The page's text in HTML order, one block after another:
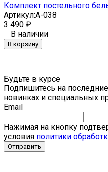
Комплект постельного
Артикул:A-038
3 490 ₽
В наличии
В корзину
Будьте в курсе
Подпишитесь на
новинках и специальных
Email
Нажимая на кнопку
условия политики